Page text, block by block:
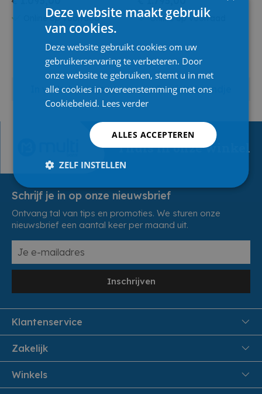
Online op voorraad
In winkelmandje
Online op voorraad
In winkelmandje
Thuis in onze winkel
Schrijf je in op onze nieuwsbrief
Ontvang tal van tips en promoties. We sturen onze
nieuwsbrief een aantal keer per maand uit.
Inschrijven
Klantenservice
FAQ
Veiligheid en Privacy
Zakelijk
Samenwoonactie
B2B
Winkels
Deze website maakt gebruik
van cookies.
Deze website gebruikt cookies om uw
gebruikerservaring te verbeteren. Door
onze website te gebruiken, stemt u in met
alle cookies in overeenstemming met ons
Cookiebeleid. Lees verder
ALLES ACCEPTEREN
ZELF INSTELLEN